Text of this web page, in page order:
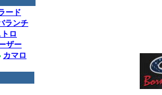
ード
ランチ
ロ
ザー
カマロ